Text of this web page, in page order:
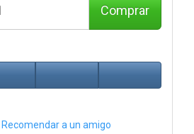
Comprar
Recomendar a un amigo